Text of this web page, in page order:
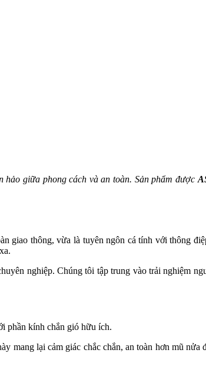
hảo giữa phong cách và an toàn. Sản phẩm được
giao thông, vừa là tuyên ngôn cá tính với thông
nghiệp. Chúng tôi tập trung vào trải nghiệm
phần kính chắn gió hữu ích.
mang lại cảm giác chắc chắn, an toàn hơn mũ